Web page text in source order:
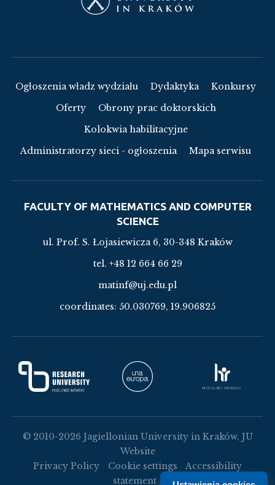
Ogłoszenia władz wydziału Dydaktyka
Konkursy
Oferty
Obrony prac doktorskich
Kolokwia habilitacyjne
Administratorzy sieci - ogłoszenia
Mapa serwisu
FACULTY OF MATHEMATICS AND COMPUTER
SCIENCE
ul. Prof. S. Łojasiewicza 6, 30-348 Kraków
tel. +48 12 664 66 29
matinf@uj.edu.pl
coordinates: 50.030769, 19.906825
© 2010-2026 Jagiellonian University in Kraków, JU
Website
Privacy Policy
Cookie settings
Accessibility
statement